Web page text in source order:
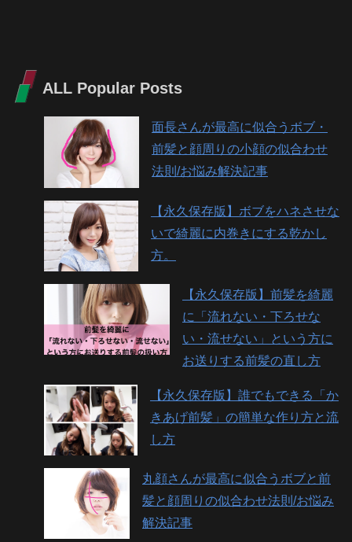
ALL Popular Posts
面長さんが最高に似合うボブ・
前髪と顔周りの小顔の似合わせ
法則/お悩み解決記事
【永久保存版】ボブをハネさせな
いで綺麗に内巻きにする乾かし
方。
【永久保存版】前髪を綺麗
に「流れない・下ろせな
い・流せない」という方に
お送りする前髪の直し方
【永久保存版】誰でもできる「か
きあげ前髪」の簡単な作り方と流
し方
丸顔さんが最高に似合うボブと前
髪と顔周りの似合わせ法則/お悩み
解決記事